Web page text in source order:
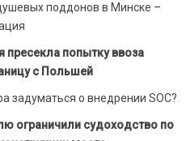
поддонов в Минске –
пресекла попытку ввоза
с Польшей
задуматься о внедрении SOC?
ограничили судоходство по